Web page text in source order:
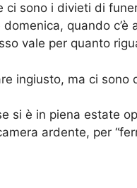
ci sono i divieti di
quando
vale per quanto
ingiusto, ma ci
si è in piena estate
ardente, per